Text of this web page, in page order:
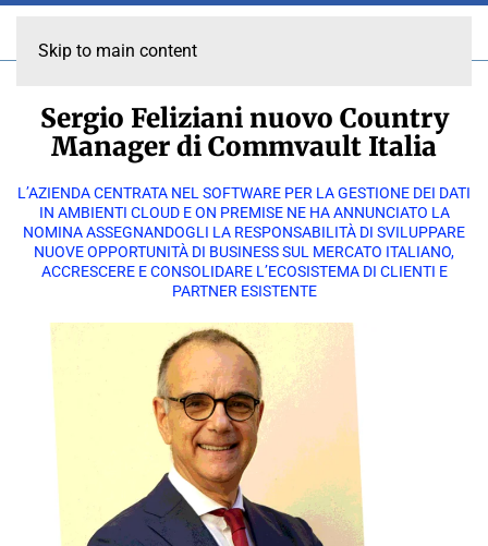
Skip to main content
Sergio Feliziani nuovo Country
Manager di Commvault Italia
L’AZIENDA CENTRATA NEL SOFTWARE PER LA GESTIONE DEI DATI
IN AMBIENTI CLOUD E ON PREMISE NE HA ANNUNCIATO LA
NOMINA ASSEGNANDOGLI LA RESPONSABILITÀ DI SVILUPPARE
NUOVE OPPORTUNITÀ DI BUSINESS SUL MERCATO ITALIANO,
ACCRESCERE E CONSOLIDARE L’ECOSISTEMA DI CLIENTI E
PARTNER ESISTENTE